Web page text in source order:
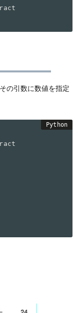
の引数に数値を指定